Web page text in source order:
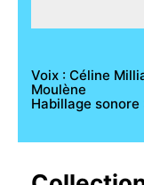
Voix : Céline
Moulène
Habillage sonore